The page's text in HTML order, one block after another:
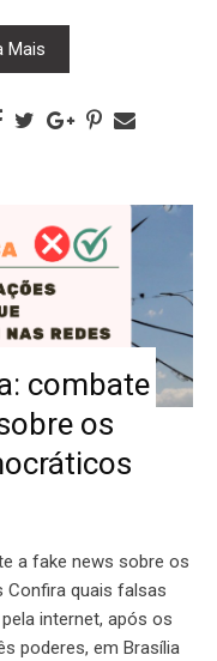
Mais
combate
os
a fake news sobre os
quais falsas
internet, após os
poderes, em Brasília